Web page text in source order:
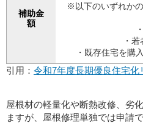
補助金
額
※以下のいずれか
・
・既存住宅を購
引用： 令和7年度長期優良住宅化
屋根材の軽量化や断熱改修、劣
ますが、屋根修理単独では申請で